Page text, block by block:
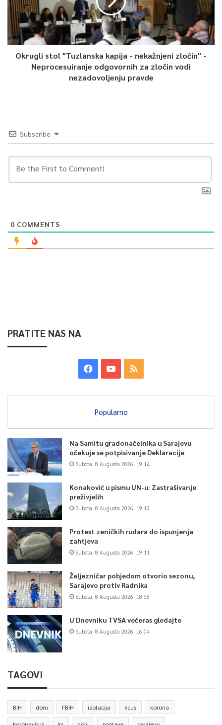
Okrugli stol "Tuzlanska kapija - nekažnjeni zločin" -
Neprocesuiranje odgovornih za zločin vodi
nezadovoljenju pravde
Subscribe
0 COMMENTS
PRATITE NAS NA
Popularno
Na Samitu gradonačelnika u Sarajevu
očekuje se potpisivanje Deklaracije
Subota, 8 Augusta 2026, 19:14
Konaković u pismu UN-u: Zastrašivanje
preživjelih
Subota, 8 Augusta 2026, 19:12
Protest zeničkih rudara do ispunjenja
zahtjeva
Subota, 8 Augusta 2026, 19:11
Željezničar pobjedom otvorio sezonu,
Sarajevo protiv Radnika
Subota, 8 Augusta 2026, 18:56
U Dnevniku TVSA večeras gledajte
Subota, 8 Augusta 2026, 16:04
TAGOVI
BiH dom FBiH izolacija kcus korona